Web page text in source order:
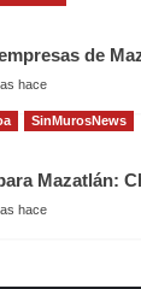
de
hace
SinMurosNews
Mazatlán:
hace